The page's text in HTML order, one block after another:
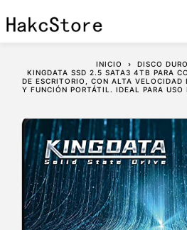
INICIO
DISCO
KINGDATA SSD 2.5 SATA3 4TB PARA
DE ESCRITORIO, CON ALTA VELOCIDAD
Y FUNCIÓN PORTÁTIL. IDEAL PARA USO